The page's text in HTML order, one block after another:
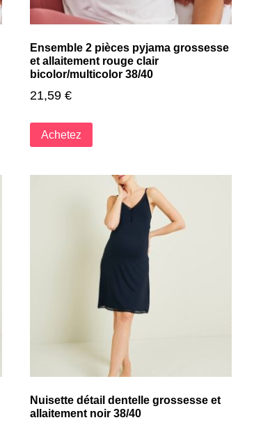
Ensemble 2 pièces pyjama grossesse
et allaitement rouge clair
bicolor/multicolor 38/40
21,59 €
Achetez
Nuisette détail dentelle grossesse et
allaitement noir 38/40